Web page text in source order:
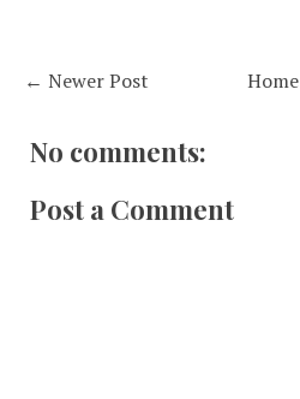
← Newer Post Home
No comments:
Post a Comment